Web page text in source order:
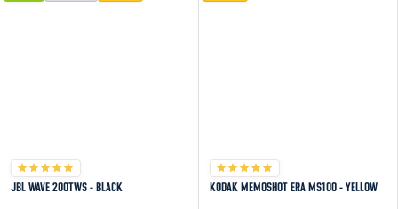
JBL WAVE 200TWS - BLACK KODAK MEMOSHOT ERA MS100 - YELLOW